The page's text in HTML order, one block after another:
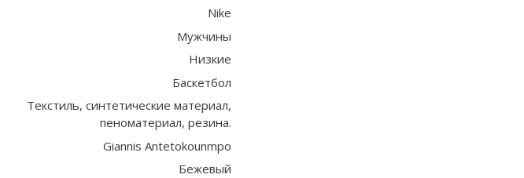
Nike
Мужчины
Низкие
Баскетбол
Текстиль, синтетические материал,
пеноматериал, резина.
Giannis Antetokounmpo
Бежевый